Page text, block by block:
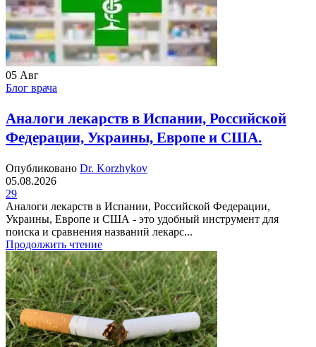
05 Авг
Блог врача
Аналоги лекарств в Испании, Российской
Федерации, Украины, Европе и США.
Опубликовано Dr. Korzhykov
05.08.2026
29
Аналоги лекарств в Испании, Российской Федерации,
Украины, Европе и США - это удобный инструмент для
поиска и сравнения названий лекарс...
Продолжить чтение